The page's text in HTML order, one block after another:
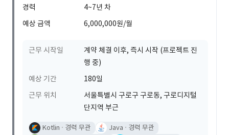
경력
4~7년 차
예상 금액
6,000,000원/월
근무 시작일
계약 체결 이후, 즉시 시작 (프로젝트 진
행 중)
예상 기간
180일
근무 위치
서울특별시 구로구 구로동, 구로디지털
단지역 부근
Kotlin 경력 무관 Java
경력 무관